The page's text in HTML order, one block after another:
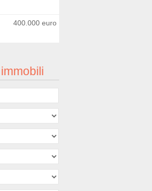
400.000 euro